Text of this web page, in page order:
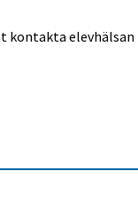
kontakta